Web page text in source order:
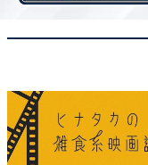
Pioneer カーナビ
2D(180mm) HD
HDMI カロッツェリ